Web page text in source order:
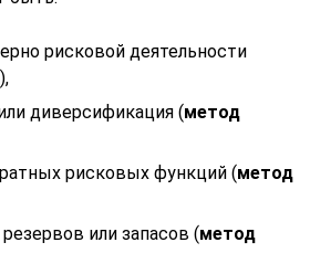
рисковой деятельности
),
диверсификация (метод
рисковых функций (метод
или запасов (метод